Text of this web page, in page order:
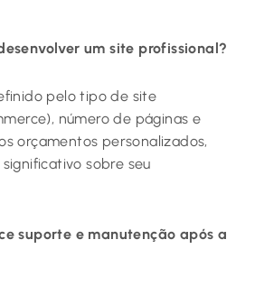
um site profissional?
pelo tipo de site
número de páginas e
orçamentos personalizados,
sobre seu
suporte e manutenção após a